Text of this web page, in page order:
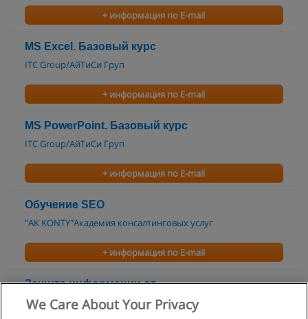
+ информация по E-mail
MS Excel. Базовый курс
ITC Group/АйТиСи Груп
+ информация по E-mail
MS PowerPoint. Базовый курс
ITC Group/АйТиСи Груп
+ информация по E-mail
Обучение SEO
"AK KONTY"Академия консалтинговых услуг
+ информация по E-mail
Защита информации от
несанкционированного доступа
We Care About Your Privacy